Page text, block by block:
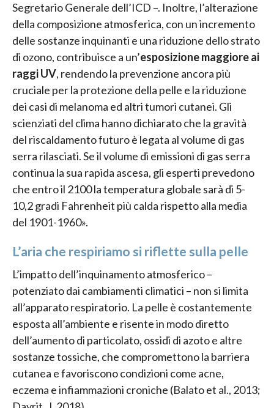
Segretario Generale dell’ICD –. Inoltre, l’alterazione
della composizione atmosferica, con un incremento
delle sostanze inquinanti e una riduzione dello strato
di ozono, contribuisce a un’esposizione maggiore ai
raggi UV, rendendo la prevenzione ancora più
cruciale per la protezione della pelle e la riduzione
dei casi di melanoma ed altri tumori cutanei. Gli
scienziati del clima hanno dichiarato che la gravità
del riscaldamento futuro è legata al volume di gas
serra rilasciati. Se il volume di emissioni di gas serra
continua la sua rapida ascesa, gli esperti prevedono
che entro il 2100 la temperatura globale sarà di 5-
10,2 gradi Fahrenheit più calda rispetto alla media
del 1901-1960».
L’aria che respiriamo si riflette sulla pelle
L’impatto dell’inquinamento atmosferico –
potenziato dai cambiamenti climatici – non si limita
all’apparato respiratorio. La pelle è costantemente
esposta all’ambiente e risente in modo diretto
dell’aumento di particolato, ossidi di azoto e altre
sostanze tossiche, che compromettono la barriera
cutanea e favoriscono condizioni come acne,
eczema e infiammazioni croniche (Balato et al., 2013;